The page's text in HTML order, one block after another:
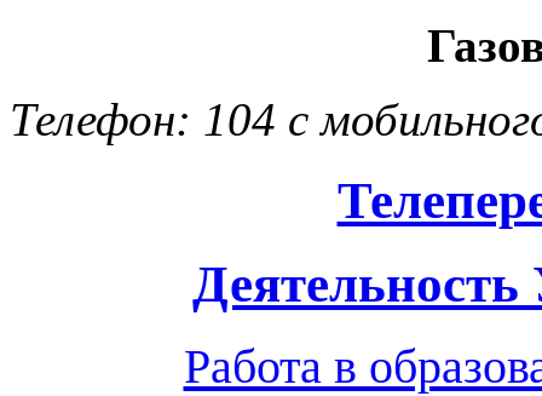
Телефон: 104 с
Работа в